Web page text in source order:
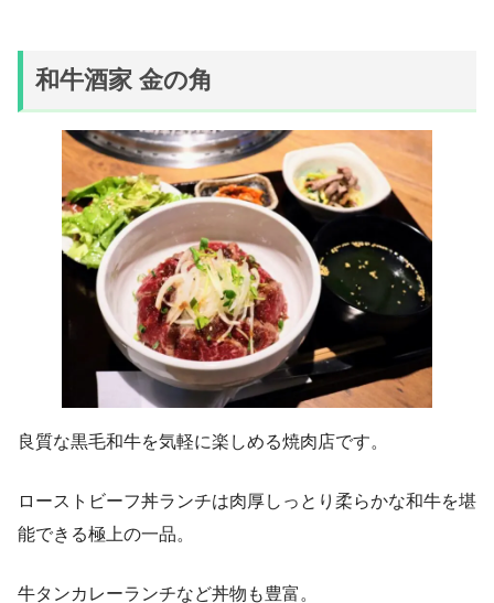
和牛酒家 金の角
良質な黒毛和牛を気軽に楽しめる焼肉店です。
ローストビーフ丼ランチは肉厚しっとり柔らかな和牛を堪
能できる極上の一品。
牛タンカレーランチなど丼物も豊富。